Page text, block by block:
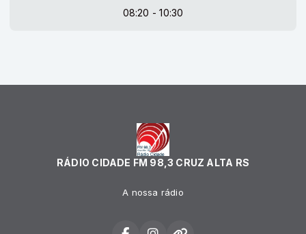
08:20 - 10:30
RÁDIO CIDADE FM 98,3 CRUZ ALTA RS
A nossa rádio